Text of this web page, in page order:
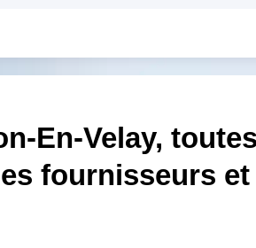
En-Velay,
fournisseurs et